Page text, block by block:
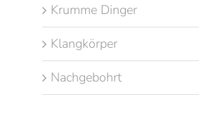
Krumme Dinger
Klangkörper
Nachgebohrt